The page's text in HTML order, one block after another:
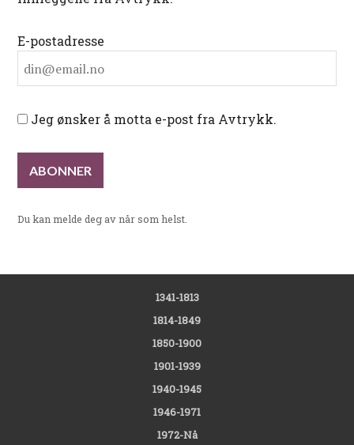
E-postadresse
Jeg ønsker å motta e-post fra Avtrykk.
Du kan melde deg av når som helst.
1341-1813
1814-1849
1850-1900
1901-1939
1940-1945
1946-1971
1972-Nå